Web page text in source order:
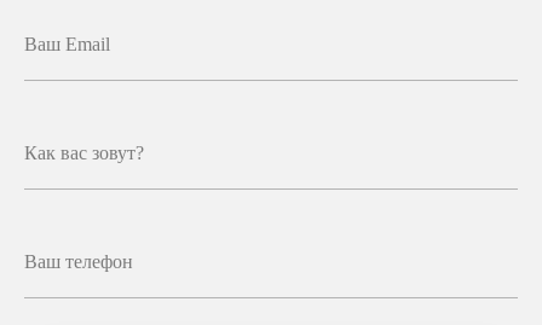
Ваш Email
Как вас зовут?
Ваш телефон